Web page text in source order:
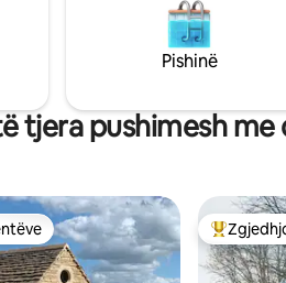
Pishinë
tjera pushimesh me
të klientëve Më të